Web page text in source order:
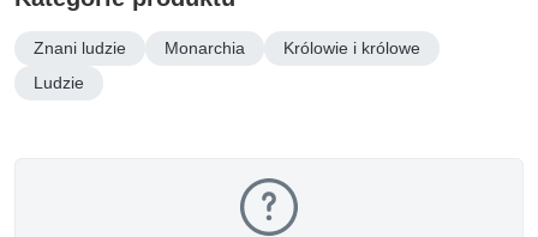
Znani ludzie Monarchia
Królowie i królowe
Ludzie